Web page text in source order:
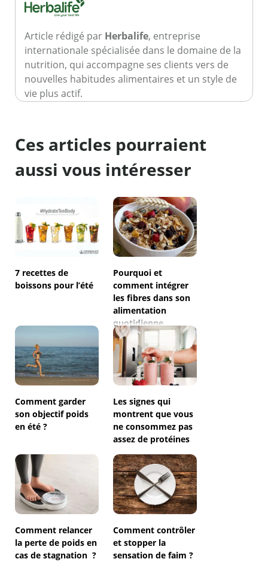
Article rédigé par Herbalife, entreprise
internationale spécialisée dans le domaine de la
nutrition, qui accompagne ses clients vers de
nouvelles habitudes alimentaires et un style de
vie plus actif.
Ces articles pourraient
aussi vous intéresser
7 recettes de
boissons pour l’été
Pourquoi et
comment intégrer
les fibres dans son
alimentation
quotidienne
Comment garder
son objectif poids
en été ?
Les signes qui
montrent que vous
ne consommez pas
assez de protéines
Comment relancer
la perte de poids en
cas de stagnation ?
Comment contrôler
et stopper la
sensation de faim ?